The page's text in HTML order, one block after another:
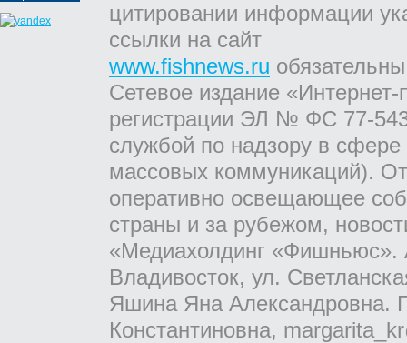
цитировании информации
ссылки на сайт
www.fishnews.ru
Сетевое издание
регистрации ЭЛ № ФС 77-
службой по надзору в
массовых коммуникаций).
оперативно освещающее
страны и за рубежом,
«Медиахолдинг «Фишньюс».
Владивосток, ул.
Яшина Яна Александровна.
Константиновна,